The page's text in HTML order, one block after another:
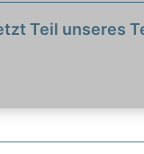
Teil unseres